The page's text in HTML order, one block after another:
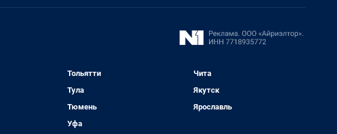
Тольятти
Тула
Тюмень
Уфа
Чита
Якутск
Ярославль